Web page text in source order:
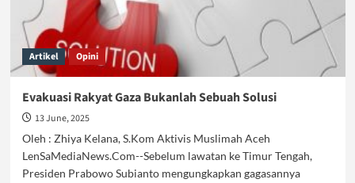
Artikel Opini
Evakuasi Rakyat Gaza Bukanlah Sebuah Solusi
13 June, 2025
Oleh : Zhiya Kelana, S.Kom Aktivis Muslimah Aceh
LenSaMediaNews.Com--Sebelum lawatan ke Timur Tengah,
Presiden Prabowo Subianto mengungkapkan gagasannya